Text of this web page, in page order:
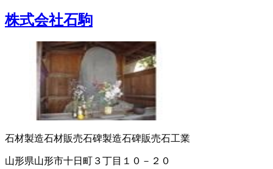
株式会社石駒
石材製造石材販売石碑製造石碑販売石工業
山形県山形市十日町３丁目１０－２０